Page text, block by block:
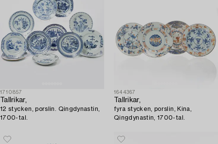
1710857
Tallrikar,
12 stycken, porslin. Qingdynastin,
1700-tal.
1644367
Tallrikar,
fyra stycken, porslin, Kina,
Qingdynastin, 1700-tal.